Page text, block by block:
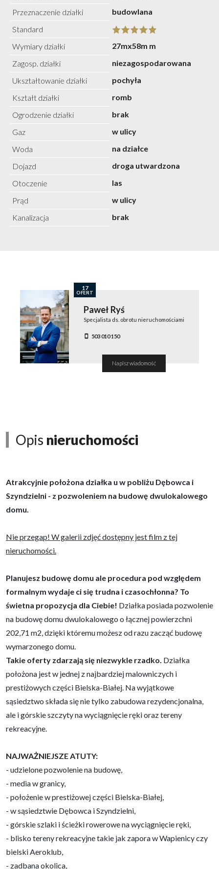
Przeznaczenie działki
budowlana
Standard
Wymiary działki
27mx58m m
Zagosp. działki
niezagospodarowana
Ukształtowanie działki
pochyła
Kształt działki
romb
Ogrodzenie działki
brak
Gaz
w ulicy
Woda
na działce
Dojazd
droga utwardzona
Otoczenie
las
Prąd
w ulicy
Kanalizacja
brak
Paweł Ryś
Specjalista ds. obrotu nieruchomościami
503 010 150
Napisz wiadomość
17
OFERT
Opis nieruchomości
Atrakcyjnie położona działka u w pobliżu Dębowca i
Szyndzielni - z pozwoleniem na budowę dwulokalowego
domu.
Nie przegap! W galerii zdjęć dostępny jest film z tej
nieruchomości.
Planujesz budowę domu ale procedura pod względem
formalnym wydaje ci się trudna i czasochłonna? To
świetna propozycja dla Ciebie! Działka posiada pozwolenie
na budowę domu dwulokalowego o łącznej powierzchni
202,71 m2, dzięki któremu możesz od razu zacząć budowę
wymarzonego domu.
Takie oferty zdarzają się niezwykle rzadko. Działka
położona jest w jednej z najbardziej malowniczych i
prestiżowych części Bielska-Białej. Na wyjątkowe
sąsiedztwo składa się nie tylko zabudowa rezydencjonalna,
ale i górskie szczyty na wyciągnięcie ręki oraz tereny
rekreacyjne.
NAJWAŻNIEJSZE ATUTY:
- udzielone pozwolenie na budowę,
- media w granicy,
- położenie w prestiżowej części Bielska-Białej,
- w sąsiedztwie Dębowca i Szyndzielni,
- górskie szlaki i ścieżki rowerowe na wyciągnięcie ręki,
- blisko tereny rekreacyjne takie jak zapora w Wapienicy czy
bielski Aeroklub,
- zadbana okolica,